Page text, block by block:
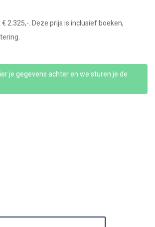
2.325,-. Deze prijs is inclusief boeken,
je gegevens achter en we sturen je de